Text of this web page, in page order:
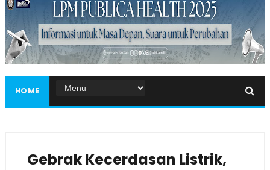
Masukkan iklan disini!
HOME
Gebrak Kecerdasan Listrik,